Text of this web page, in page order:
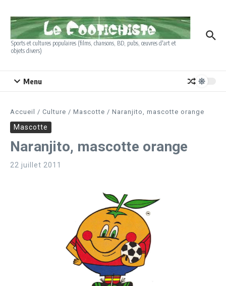
Sports et cultures populaires (films, chansons, BD, pubs, œuvres d'art et
objets divers)
Menu
Accueil / Culture / Mascotte / Naranjito, mascotte orange
Mascotte
Naranjito, mascotte orange
22 juillet 2011